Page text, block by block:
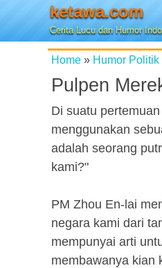
ketawa.com
Cerita Lucu dan Humor
Home » Humor Politik
Pulpen
Di suatu
menggunakan
adalah seorang
kami?"
PM Zhou En-lai
negara kami dari
mempunyai arti
membawanya kian